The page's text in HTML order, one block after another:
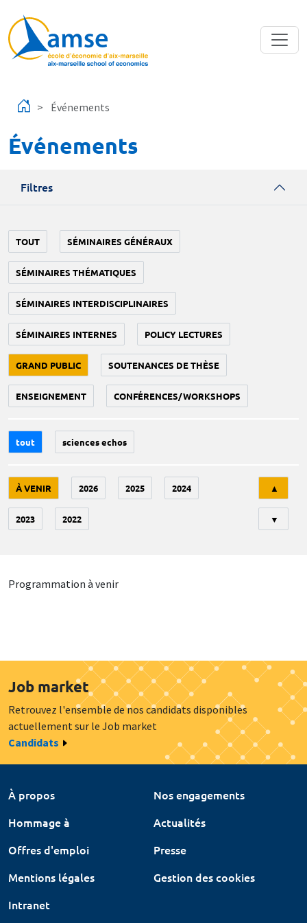
Événements
Événements
Filtres
TOUT SÉMINAIRES GÉNÉRAUX
SÉMINAIRES THÉMATIQUES
SÉMINAIRES INTERDISCIPLINAIRES
SÉMINAIRES INTERNES POLICY LECTURES
GRAND PUBLIC SOUTENANCES DE THÈSE
ENSEIGNEMENT CONFÉRENCES/WORKSHOPS
tout sciences echos
À VENIR 2026 2025 2024
2023 2022
▲
▼
Programmation à venir
Job market
Retrouvez l'ensemble de nos candidats disponibles
actuellement sur le Job market
Candidats
À propos
Nos engagements
Hommage à
Actualités
Offres d'emploi
Presse
Mentions légales
Gestion des cookies
Intranet